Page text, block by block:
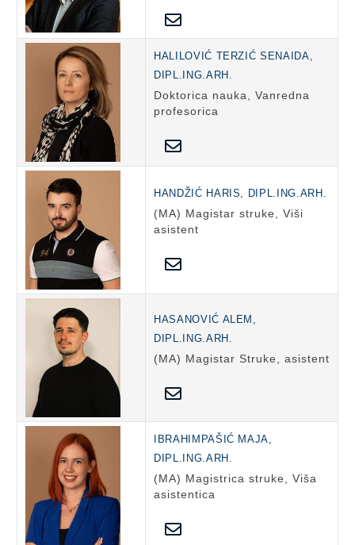
HALILOVIĆ TERZIĆ SENAIDA,
DIPL.ING.ARH.
Doktorica nauka, Vanredna
profesorica
HANDŽIĆ HARIS, DIPL.ING.ARH.
(MA) Magistar struke, Viši
asistent
HASANOVIĆ ALEM,
DIPL.ING.ARH.
(MA) Magistar Struke, asistent
IBRAHIMPAŠIĆ MAJA,
DIPL.ING.ARH.
(MA) Magistrica struke, Viša
asistentica